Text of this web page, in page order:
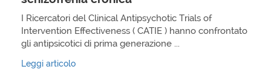
I Ricercatori del Clinical Antipsychotic Trials of
Intervention Effectiveness ( CATIE ) hanno confrontato
gli antipsicotici di prima generazione ...
Leggi articolo